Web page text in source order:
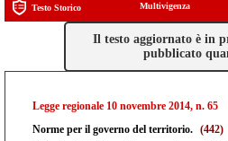
Testo Storico Multivigenza
Il testo aggiornato è in
pubblicato
Legge regionale 10 novembre 2014, n. 65
Norme per il governo del territorio. (442)